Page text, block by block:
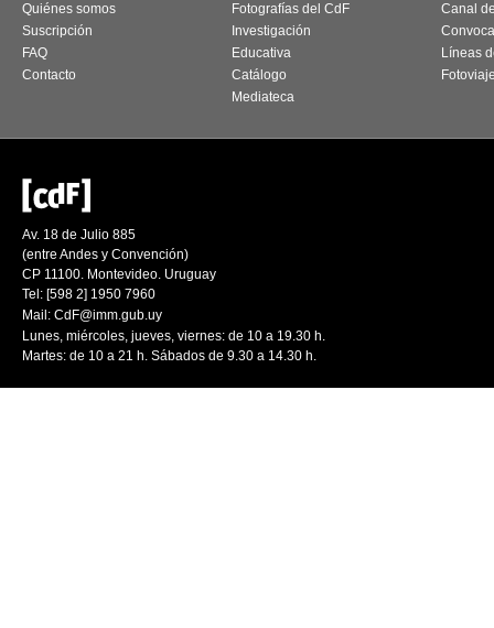
Quiénes somos
Suscripción
FAQ
Contacto
Fotografías del CdF
Investigación
Educativa
Catálogo
Mediateca
Canal
Líneas
Av. 18 de Julio 885
(entre Andes y Convención)
CP 11100. Montevideo. Uruguay
Tel: [598 2] 1950 7960
Mail: CdF@imm.gub.uy
Lunes, miércoles, jueves, viernes: de 10 a 19.30 h.
Martes: de 10 a 21 h. Sábados de 9.30 a 14.30 h.